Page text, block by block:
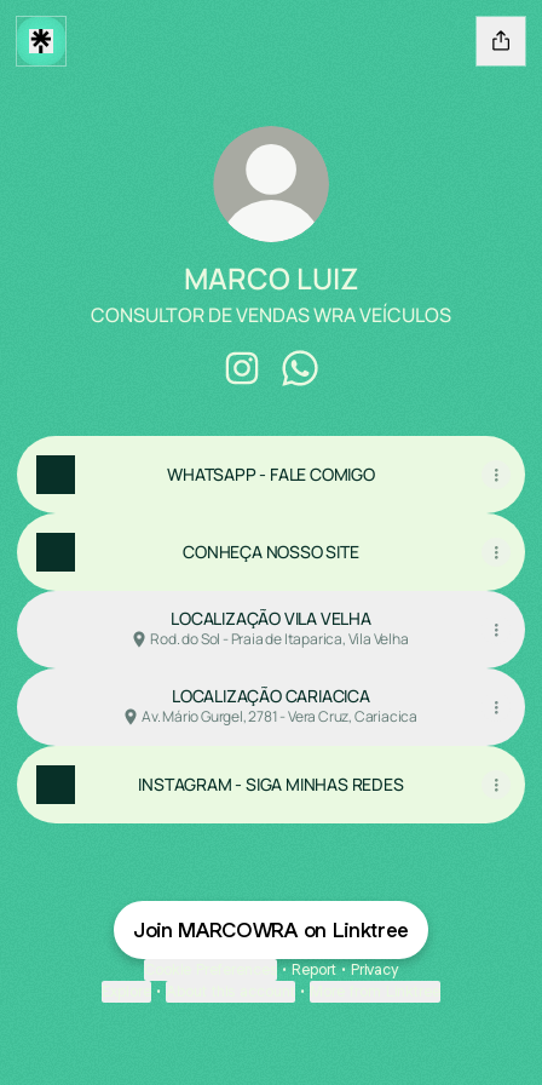
MARCO LUIZ
CONSULTOR DE VENDAS WRA VEÍCULOS
WHATSAPP - FALE COMIGO
CONHEÇA NOSSO SITE
LOCALIZAÇÃO VILA VELHA
Rod. do Sol - Praia de Itaparica, Vila Velha
LOCALIZAÇÃO CARIACICA
Av. Mário Gurgel, 2781 - Vera Cruz, Cariacica
INSTAGRAM - SIGA MINHAS REDES
Join MARCOWRA on Linktree
• Report • Privacy
• •